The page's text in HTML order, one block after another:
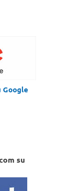
Google
su